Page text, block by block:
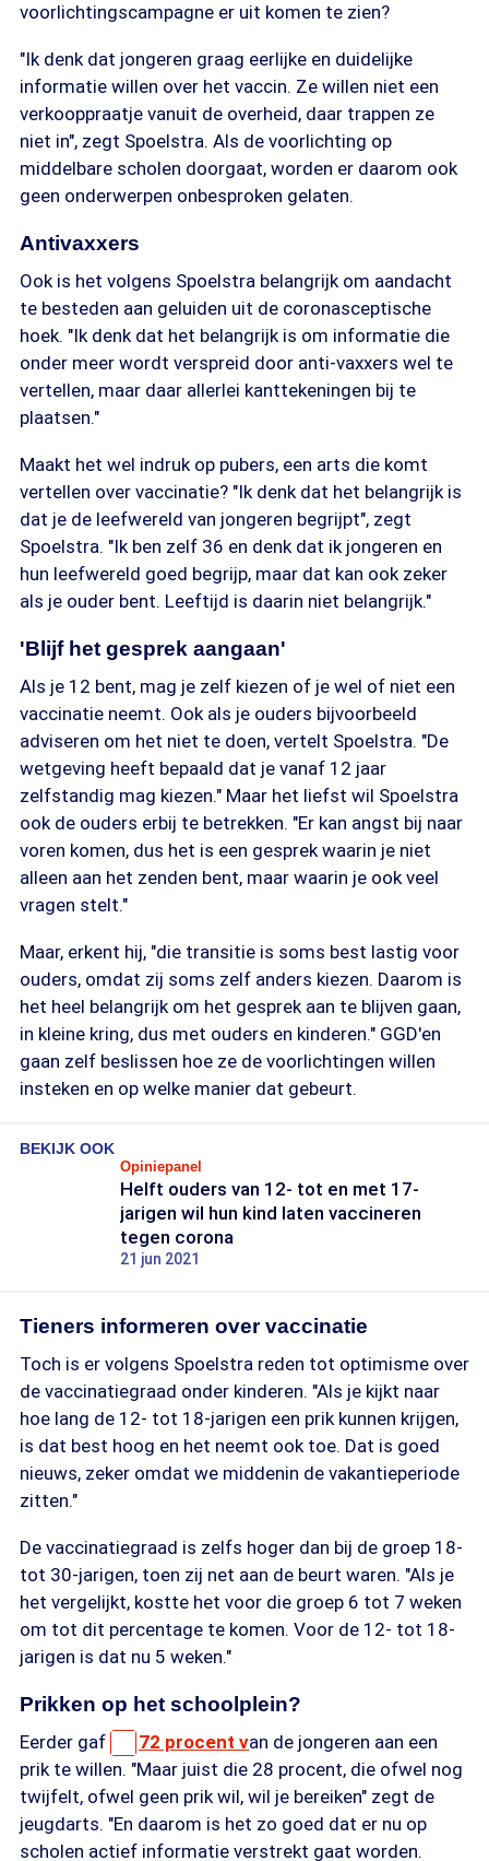
voorlichtingscampagne er uit komen te zien?
"Ik denk dat jongeren graag eerlijke en duidelijke
informatie willen over het vaccin. Ze willen niet een
verkooppraatje vanuit de overheid, daar trappen ze
niet in", zegt Spoelstra. Als de voorlichting op
middelbare scholen doorgaat, worden er daarom ook
geen onderwerpen onbesproken gelaten.
Antivaxxers
Ook is het volgens Spoelstra belangrijk om aandacht
te besteden aan geluiden uit de coronasceptische
hoek. "Ik denk dat het belangrijk is om informatie die
onder meer wordt verspreid door anti-vaxxers wel te
vertellen, maar daar allerlei kanttekeningen bij te
plaatsen."
Maakt het wel indruk op pubers, een arts die komt
vertellen over vaccinatie? "Ik denk dat het belangrijk is
dat je de leefwereld van jongeren begrijpt", zegt
Spoelstra. "Ik ben zelf 36 en denk dat ik jongeren en
hun leefwereld goed begrijp, maar dat kan ook zeker
als je ouder bent. Leeftijd is daarin niet belangrijk."
'Blijf het gesprek aangaan'
Als je 12 bent, mag je zelf kiezen of je wel of niet een
vaccinatie neemt. Ook als je ouders bijvoorbeeld
adviseren om het niet te doen, vertelt Spoelstra. "De
wetgeving heeft bepaald dat je vanaf 12 jaar
zelfstandig mag kiezen." Maar het liefst wil Spoelstra
ook de ouders erbij te betrekken. "Er kan angst bij naar
voren komen, dus het is een gesprek waarin je niet
alleen aan het zenden bent, maar waarin je ook veel
vragen stelt."
Maar, erkent hij, "die transitie is soms best lastig voor
ouders, omdat zij soms zelf anders kiezen. Daarom is
het heel belangrijk om het gesprek aan te blijven gaan,
in kleine kring, dus met ouders en kinderen." GGD'en
gaan zelf beslissen hoe ze de voorlichtingen willen
insteken en op welke manier dat gebeurt.
BEKIJK OOK
Opiniepanel
Helft ouders van 12- tot en met 17-
jarigen wil hun kind laten vaccineren
tegen corona
21 jun 2021
Tieners informeren over vaccinatie
Toch is er volgens Spoelstra reden tot optimisme over
de vaccinatiegraad onder kinderen. "Als je kijkt naar
hoe lang de 12- tot 18-jarigen een prik kunnen krijgen,
is dat best hoog en het neemt ook toe. Dat is goed
nieuws, zeker omdat we middenin de vakantieperiode
zitten."
De vaccinatiegraad is zelfs hoger dan bij de groep 18-
tot 30-jarigen, toen zij net aan de beurt waren. "Als je
het vergelijkt, kostte het voor die groep 6 tot 7 weken
om tot dit percentage te komen. Voor de 12- tot 18-
jarigen is dat nu 5 weken."
Prikken op het schoolplein?
Eerder gaf 72 procent van de jongeren aan een
prik te willen. "Maar juist die 28 procent, die ofwel nog
twijfelt, ofwel geen prik wil, wil je bereiken" zegt de
jeugdarts. "En daarom is het zo goed dat er nu op
scholen actief informatie verstrekt gaat worden.